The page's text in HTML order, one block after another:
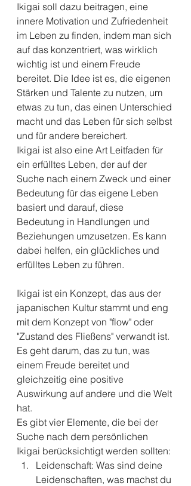
Ikigai soll dazu beitragen, eine
innere Motivation und Zufriedenheit
im Leben zu finden, indem man sich
auf das konzentriert, was wirklich
wichtig ist und einem Freude
bereitet. Die Idee ist es, die eigenen
Stärken und Talente zu nutzen, um
etwas zu tun, das einen Unterschied
macht und das Leben für sich selbst
und für andere bereichert.
Ikigai ist also eine Art Leitfaden für
ein erfülltes Leben, der auf der
Suche nach einem Zweck und einer
Bedeutung für das eigene Leben
basiert und darauf, diese
Bedeutung in Handlungen und
Beziehungen umzusetzen. Es kann
dabei helfen, ein glückliches und
erfülltes Leben zu führen.
Ikigai ist ein Konzept, das aus der
japanischen Kultur stammt und eng
mit dem Konzept von "flow" oder
"Zustand des Fließens" verwandt ist.
Es geht darum, das zu tun, was
einem Freude bereitet und
gleichzeitig eine positive
Auswirkung auf andere und die Welt
hat.
Es gibt vier Elemente, die bei der
Suche nach dem persönlichen
Ikigai berücksichtigt werden sollten:
Leidenschaft: Was sind deine
Leidenschaften, was machst du